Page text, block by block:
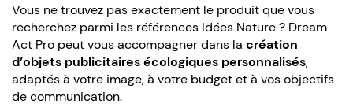
Vous ne trouvez pas exactement le produit que vous
recherchez parmi les références Idées Nature ? Dream
Act Pro peut vous accompagner dans la création
d’objets publicitaires écologiques personnalisés,
adaptés à votre image, à votre budget et à vos objectifs
de communication.